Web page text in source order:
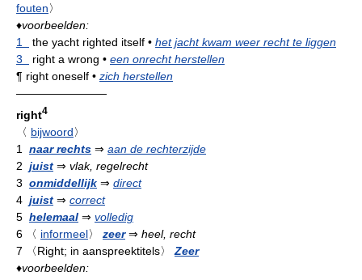
fouten〉
♦voorbeelden:
1
the yacht righted itself • het jacht kwam weer recht te liggen
3
right a wrong • een onrecht herstellen
¶ right oneself • zich herstellen
————————
right4
〈 bijwoord〉
1
naar rechts ⇒ aan de rechterzijde
2 juist ⇒ vlak, regelrecht
3 onmiddellijk ⇒ direct
4 juist ⇒ correct
5 helemaal ⇒ volledig
6
〈 informeel〉 zeer⇒ heel, recht
7
〈Right; in aanspreektitels〉
Zeer
♦voorbeelden: